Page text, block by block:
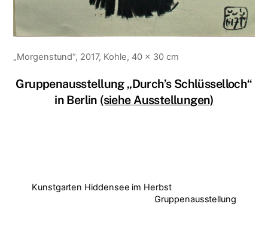
„Morgenstund“, 2017, Kohle, 40 x 30 cm
Gruppenausstellung „Durch’s Schlüsselloch“
in Berlin (siehe Ausstellungen)
Kunstgarten Hiddensee im Herbst
Gruppenausstellung